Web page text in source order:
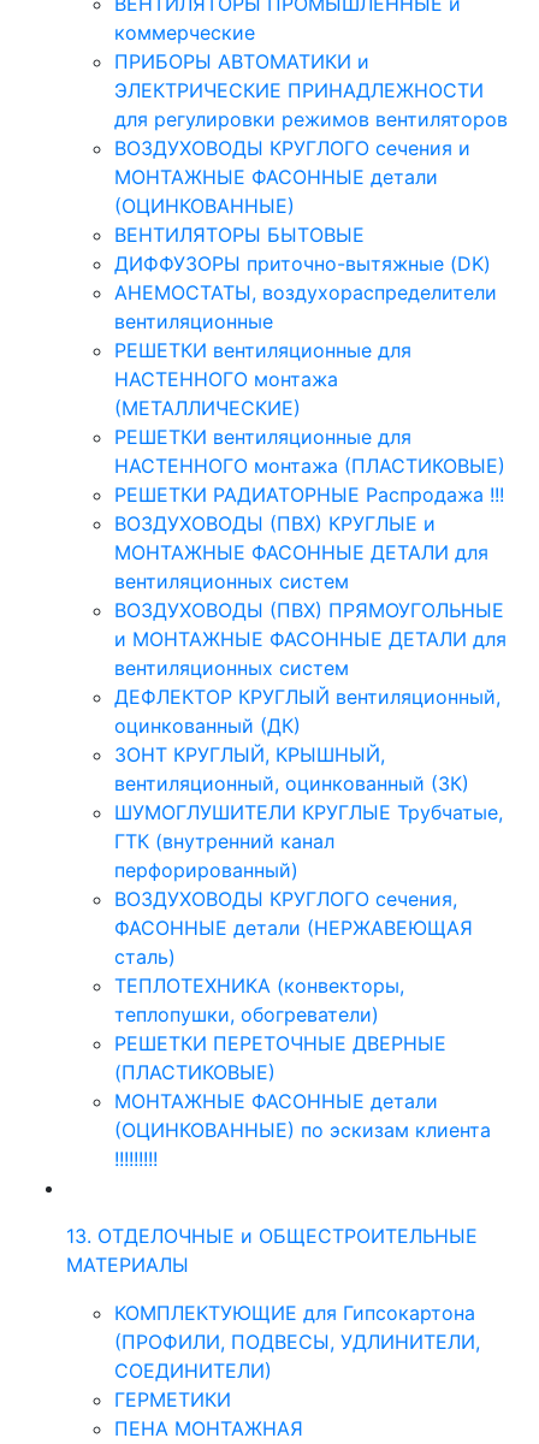
коммерческие
ПРИБОРЫ АВТОМАТИКИ и
ЭЛЕКТРИЧЕСКИЕ ПРИНАДЛЕЖНОСТИ
для регулировки режимов вентиляторов
ВОЗДУХОВОДЫ КРУГЛОГО сечения и
МОНТАЖНЫЕ ФАСОННЫЕ детали
(ОЦИНКОВАННЫЕ)
ВЕНТИЛЯТОРЫ БЫТОВЫЕ
ДИФФУЗОРЫ приточно-вытяжные (DK)
АНЕМОСТАТЫ, воздухораспределители
вентиляционные
РЕШЕТКИ вентиляционные для
НАСТЕННОГО монтажа
(МЕТАЛЛИЧЕСКИЕ)
РЕШЕТКИ вентиляционные для
НАСТЕННОГО монтажа (ПЛАСТИКОВЫЕ)
РЕШЕТКИ РАДИАТОРНЫЕ Распродажа !!!
ВОЗДУХОВОДЫ (ПВХ) КРУГЛЫЕ и
МОНТАЖНЫЕ ФАСОННЫЕ ДЕТАЛИ для
вентиляционных систем
ВОЗДУХОВОДЫ (ПВХ) ПРЯМОУГОЛЬНЫЕ
и МОНТАЖНЫЕ ФАСОННЫЕ ДЕТАЛИ для
вентиляционных систем
ДЕФЛЕКТОР КРУГЛЫЙ вентиляционный,
оцинкованный (ДК)
ЗОНТ КРУГЛЫЙ, КРЫШНЫЙ,
вентиляционный, оцинкованный (ЗК)
ШУМОГЛУШИТЕЛИ КРУГЛЫЕ Трубчатые,
ГТК (внутренний канал
перфорированный)
ВОЗДУХОВОДЫ КРУГЛОГО сечения,
ФАСОННЫЕ детали (НЕРЖАВЕЮЩАЯ
сталь)
ТЕПЛОТЕХНИКА (конвекторы,
теплопушки, обогреватели)
РЕШЕТКИ ПЕРЕТОЧНЫЕ ДВЕРНЫЕ
(ПЛАСТИКОВЫЕ)
МОНТАЖНЫЕ ФАСОННЫЕ детали
(ОЦИНКОВАННЫЕ) по эскизам клиента
!!!!!!!!!
13. ОТДЕЛОЧНЫЕ и ОБЩЕСТРОИТЕЛЬНЫЕ
МАТЕРИАЛЫ
КОМПЛЕКТУЮЩИЕ для Гипсокартона
(ПРОФИЛИ, ПОДВЕСЫ, УДЛИНИТЕЛИ,
СОЕДИНИТЕЛИ)
ГЕРМЕТИКИ
ПЕНА МОНТАЖНАЯ